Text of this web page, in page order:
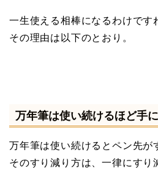
一生使える相棒になるわけです
その理由は以下のとおり。
万年筆は使い続けるほど手
万年筆は使い続けるとペン先が
そのすり減り方は、一律にすり